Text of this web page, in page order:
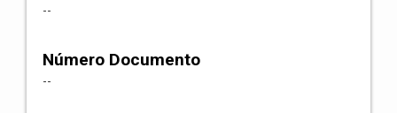
--
Número Documento
--